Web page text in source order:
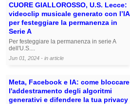
CUORE GIALLOROSSO, U.S. Lecce:
videoclip musicale generato con l’IA
per festeggiare la permanenza in
Serie A
Per festeggiare la permanenza in serie A
dell'U.S....
Jun 01, 2024 - in article
Meta, Facebook e IA: come bloccare
l'addestramento degli algoritmi
generativi e difendere la tua privacy